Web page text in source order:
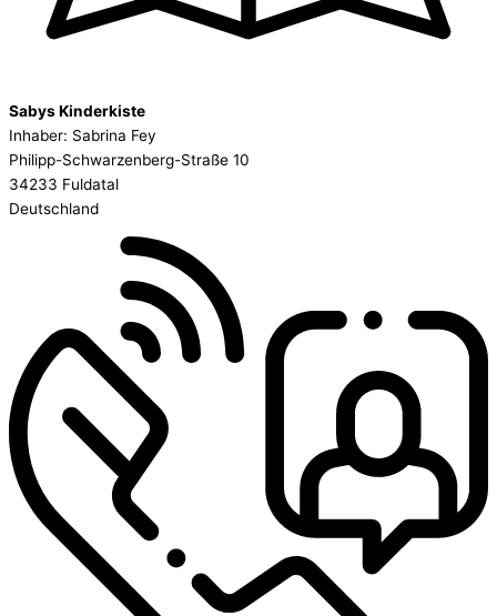
Sabys Kinderkiste
Inhaber: Sabrina Fey
Philipp-Schwarzenberg-Straße 10
34233 Fuldatal
Deutschland